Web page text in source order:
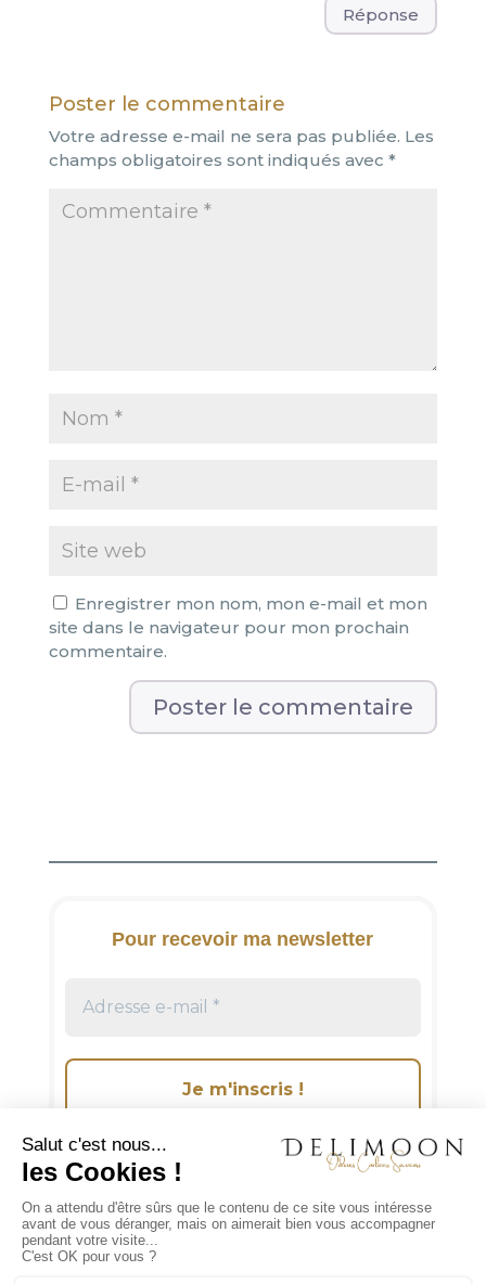
Réponse
Poster le commentaire
Votre adresse e-mail ne sera pas publiée. Les
champs obligatoires sont indiqués avec *
Enregistrer mon nom, mon e-mail et mon
site dans le navigateur pour mon prochain
commentaire.
n
Pour recevoir ma newsletter